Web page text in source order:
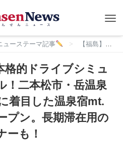
ューステーマ記事 【福島】日本初の本格的ドライブシミュレーター設置ホテル！二本松市・岳温泉にアクティビティに着目した温泉宿mt. innが2019年4月オープン。長期滞在用の自炊キッチンコーナーも！
格的ドライブシミュ
！二本松市・岳温泉
着目した温泉宿mt.
プン。長期滞在用の
ーも！